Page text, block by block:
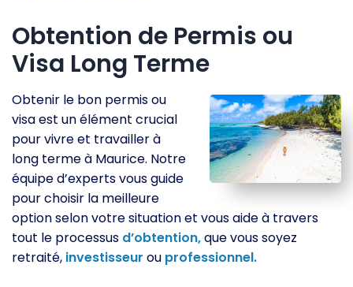
Obtention de Permis ou
Visa Long Terme
Obtenir le bon permis ou
visa est un élément crucial
pour vivre et travailler à
long terme à Maurice. Notre
équipe d’experts vous guide
pour choisir la meilleure
option selon votre situation et vous aide à travers
tout le processus d’obtention,que vous soyez
retraité, investisseur ou professionnel.